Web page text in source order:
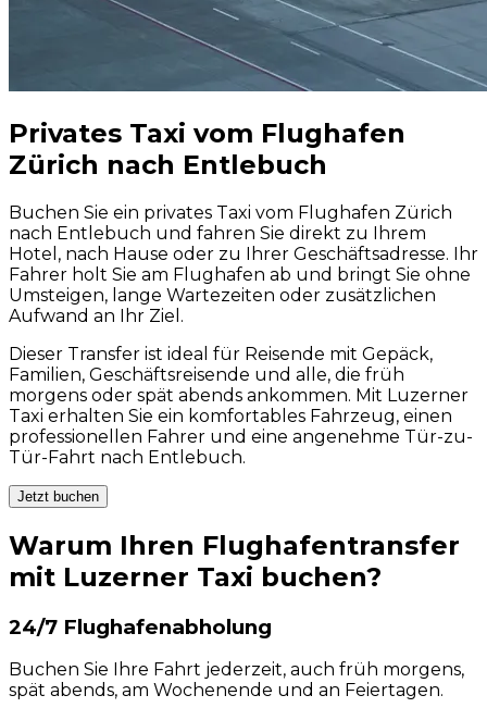
Privates Taxi vom Flughafen
Zürich nach Entlebuch
Buchen Sie ein privates Taxi vom Flughafen Zürich
nach Entlebuch und fahren Sie direkt zu Ihrem
Hotel, nach Hause oder zu Ihrer Geschäftsadresse. Ihr
Fahrer holt Sie am Flughafen ab und bringt Sie ohne
Umsteigen, lange Wartezeiten oder zusätzlichen
Aufwand an Ihr Ziel.
Dieser Transfer ist ideal für Reisende mit Gepäck,
Familien, Geschäftsreisende und alle, die früh
morgens oder spät abends ankommen. Mit Luzerner
Taxi erhalten Sie ein komfortables Fahrzeug, einen
professionellen Fahrer und eine angenehme Tür-zu-
Tür-Fahrt nach Entlebuch.
Jetzt buchen
Warum Ihren Flughafentransfer
mit Luzerner Taxi buchen?
24/7 Flughafenabholung
Buchen Sie Ihre Fahrt jederzeit, auch früh morgens,
spät abends, am Wochenende und an Feiertagen.